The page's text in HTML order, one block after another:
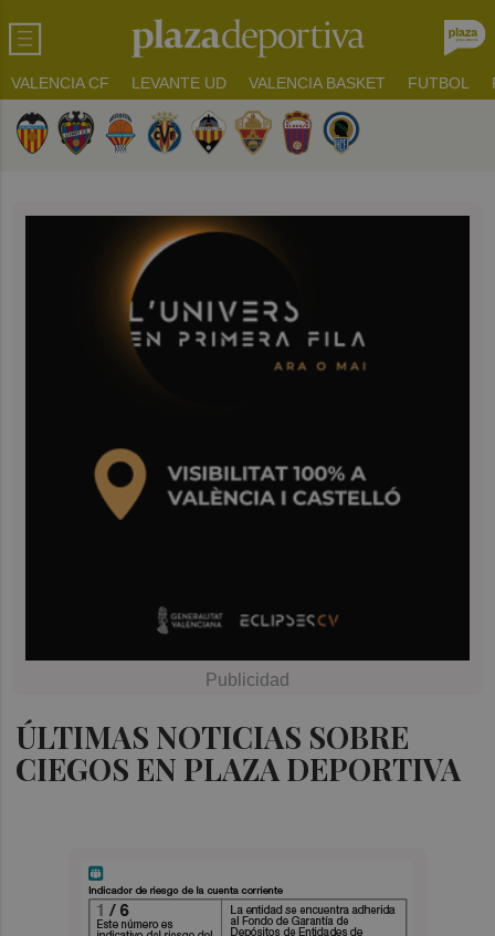
VALENCIA CF LEVANTE UD VALENCIA BASKET FUTBOL
ÚLTIMAS NOTICIAS SOBRE
CIEGOS EN PLAZA DEPORTIVA